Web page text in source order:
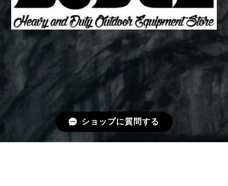
ショップに質問する